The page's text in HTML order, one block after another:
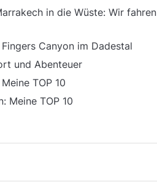
in die Wüste: Wir fahren
Canyon im Dadestal
und Abenteuer
TOP 10
Meine TOP 10